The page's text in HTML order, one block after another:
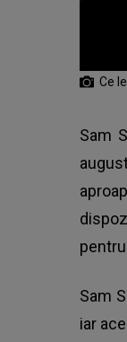
Ce
Sam
Sam
iar